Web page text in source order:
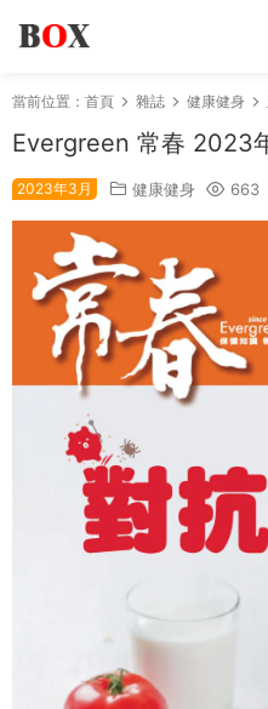
當前位置： 首頁 雜誌 健康健身
Evergreen 常春 2023
2023年3月 健康健身 663